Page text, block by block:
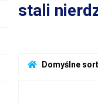
stali
Domyślne